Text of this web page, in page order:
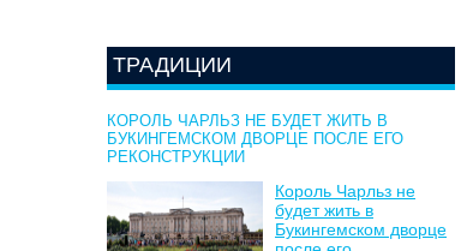
ТРАДИЦИИ
КОРОЛЬ ЧАРЛЬЗ НЕ БУДЕТ ЖИТЬ В
БУКИНГЕМСКОМ ДВОРЦЕ ПОСЛЕ ЕГО
РЕКОНСТРУКЦИИ
Король Чарльз не
будет жить в
Букингемском дворце